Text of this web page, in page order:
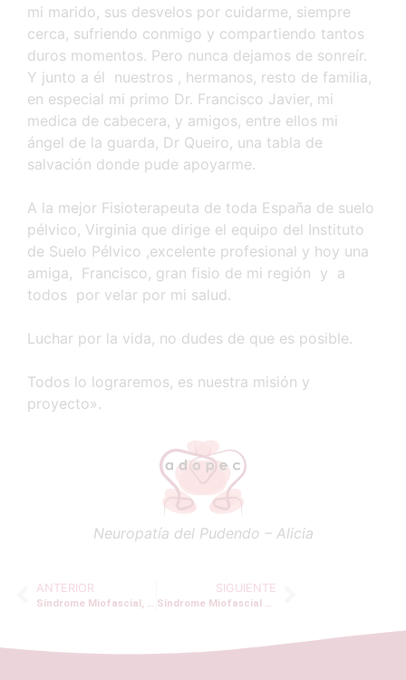
mi marido, sus desvelos por cuidarme, siempre
cerca, sufriendo conmigo y compartiendo tantos
duros momentos. Pero nunca dejamos de sonreír.
Y junto a él nuestros , hermanos, resto de familia,
en especial mi primo Dr. Francisco Javier, mi
medica de cabecera, y amigos, entre ellos mi
ángel de la guarda, Dr Queiro, una tabla de
salvación donde pude apoyarme.
A la mejor Fisioterapeuta de toda España de suelo
pélvico, Virginia que dirige el equipo del Instituto
de Suelo Pélvico ,excelente profesional y hoy una
amiga, Francisco, gran fisio de mi región y a
todos por velar por mi salud.
Luchar por la vida, no dudes de que es posible.
Todos lo lograremos, es nuestra misión y
proyecto».
Neuropatía del Pudendo – Alicia
ANTERIOR SIGUIENTE